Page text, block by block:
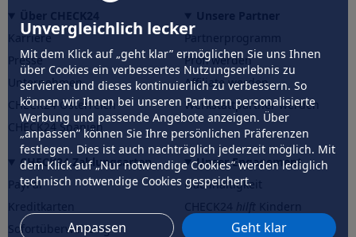
Unvergleichlich lecker
Mit dem Klick auf „geht klar” ermöglichen Sie uns Ihnen
über Cookies ein verbessertes Nutzungserlebnis zu
servieren und dieses kontinuierlich zu verbessern. So
können wir Ihnen bei unseren Partnern personalisierte
Werbung und passende Angebote anzeigen. Über
„anpassen” können Sie Ihre persönlichen Präferenzen
festlegen. Dies ist auch nachträglich jederzeit möglich. Mit
dem Klick auf „Nur notwendige Cookies” werden lediglich
technisch notwendige Cookies gespeichert.
Anpassen Geht klar
Karriere
Presse
Unternehmen
CHECK24 Österreich
CHECK24 Spanien
Partnerprogramm
Profi werden
Affiliate werden
Werkstattpartner werden
CHECK24 Zahlungsarten
PayPal
Sofortüberweisung
Unser Engagement
Nachhaltigkeit
CHECK24hilftder Natur